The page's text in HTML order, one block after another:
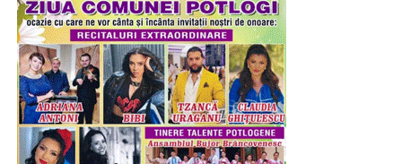
„Celebrările liturgice ale zilei de 10 august se vor
încheia cu Pelerinajul celor peste 4.000 de tineri din
Arhiepiscopia Târgoviștei, care vor străbate centrul
vechi al orașului cu moaștele Sfântului Ierarh Nifon.
Procesiunea se va opri la Mănăstirea Stelea și la
statuia Sfinților Martiri Brâncoveni din fața Primăriei
Donalam este unul dintre jucătorii importanți activi în
sectorul siderurgic local și singurul producător local de
oțel beton și oțeluri speciale. La combinatul din
Târgoviște, compania produce aproximativ 180.000 de
tone anual, și urmărește atingerea unei capacități de